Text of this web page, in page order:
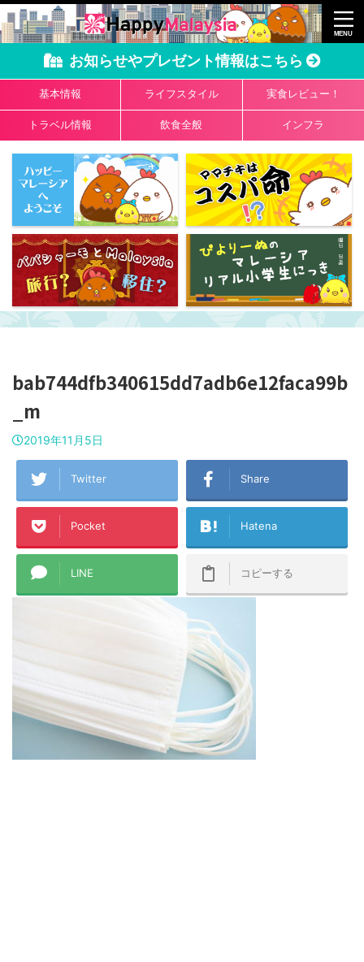
お知らせやプレゼント情報はこちら
基本情報 ライフスタイル 実食レビュー！
トラベル情報 飲食全般 インフラ
bab744dfb340615dd7adb6e12faca99b
_m
2019年11月5日
Twitter Share
Pocket Hatena
LINE コピーする